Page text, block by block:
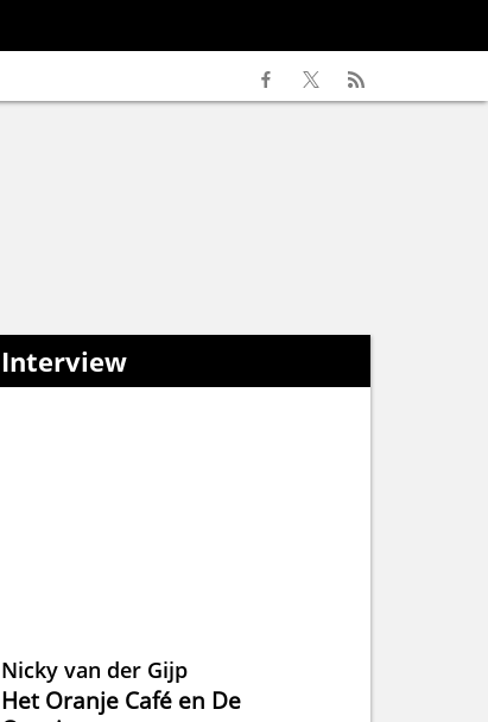
Interview
Nicky van der Gijp
Het Oranje Café en De